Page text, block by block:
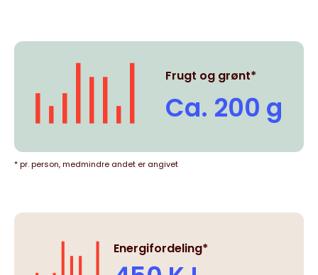
Frugt og grønt*
Ca. 200 g
* pr. person, medmindre andet er angivet
Energifordeling*